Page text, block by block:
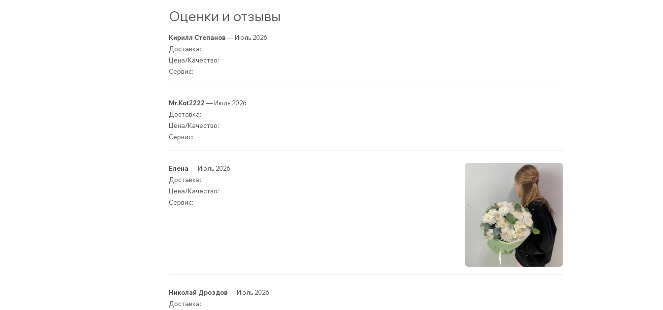
Оценки и отзывы
Кирилл Степанов— Июль 2026
Доставка:
Цена/Качество:
Сервис:
Mr.Kot2222 — Июль 2026
Доставка:
Цена/Качество:
Сервис:
Елена — Июль 2026
Доставка:
Цена/Качество:
Сервис:
Николай Дроздов— Июль 2026
Доставка: